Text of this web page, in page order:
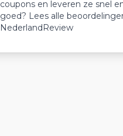
coupons en leveren ze snel
goed? Lees alle
NederlandReview